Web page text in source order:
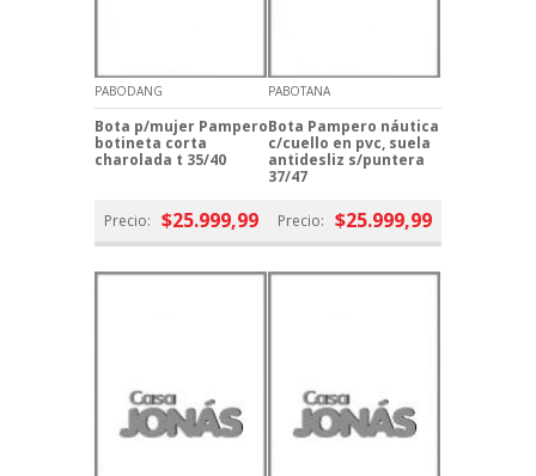
PABODANG
Bota p/mujer Pampero
botineta corta
charolada t 35/40
Precio: $25.999,99
PABOTANA
Bota Pampero náutica
c/cuello en pvc, suela
antidesliz s/puntera
37/47
Precio: $25.999,99